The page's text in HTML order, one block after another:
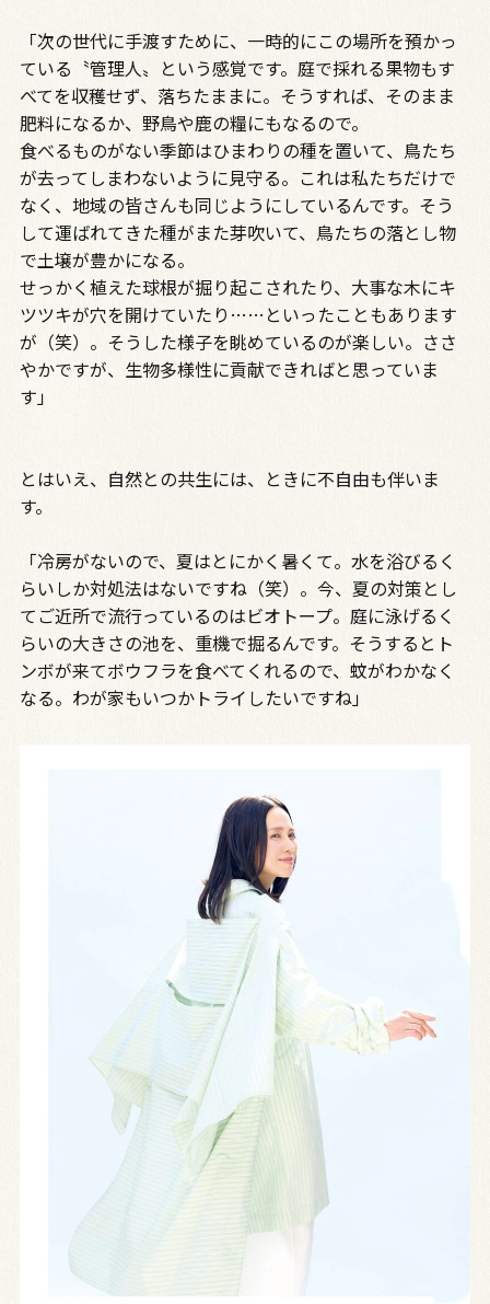
「次の世代に手渡すために、一時的にこの場所を預かっ
ている〝管理人〟という感覚です。庭で採れる果物もす
べてを収穫せず、落ちたままに。そうすれば、そのまま
肥料になるか、野鳥や鹿の糧にもなるので。
食べるものがない季節はひまわりの種を置いて、鳥たち
が去ってしまわないように見守る。これは私たちだけで
なく、地域の皆さんも同じようにしているんです。そう
して運ばれてきた種がまた芽吹いて、鳥たちの落とし物
で土壌が豊かになる。
せっかく植えた球根が掘り起こされたり、大事な木にキ
ツツキが穴を開けていたり……といったこともあります
が（笑）。そうした様子を眺めているのが楽しい。ささ
やかですが、生物多様性に貢献できればと思っていま
す」
とはいえ、自然との共生には、ときに不自由も伴いま
す。
「冷房がないので、夏はとにかく暑くて。水を浴びるく
らいしか対処法はないですね（笑）。今、夏の対策とし
てご近所で流行っているのはビオトープ。庭に泳げるく
らいの大きさの池を、重機で掘るんです。そうするとト
ンボが来てボウフラを食べてくれるので、蚊がわかなく
なる。わが家もいつかトライしたいですね」